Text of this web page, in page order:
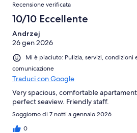
che a noi (2 adulti e 2 bambini) non è
un divano letto, bensì due lettini
piuttosto scomodi per i miei figli non
anni). Gli spazi comuni sono piuttosto
discretamente. Nota assolutamente
Colazione, che non è inclusa e si deve
(circa, 10 euro a persona)... Poca
salato, totale mancanza di attenzione
esauriti (ma più attenzione Dell addetto
macchinario automatico per la
calda, cappuccino, latte macchiato
imbevibile. Struttura vecchiotta che
interventi ma nel complesso comunque
panorama fa dimenticare tutto il resto.
Recensione verificata
10/10 Eccellente
Andrzej
26 gen 2026
Mi è piaciuto: Pulizia, servizi,
comunicazione
Traduci con Google
Very spacious, comfortable
perfect seaview. Friendly staff.
Soggiorno di 7 notti a gennaio 2026
0